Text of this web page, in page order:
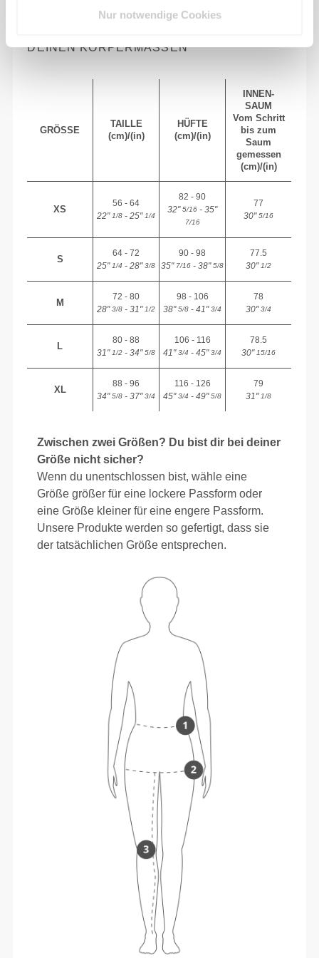
Nur notwendige Cookies
EINEN KÖRPERMASSEN
GRÖSSE
TAILLE
(cm)/(in)
HÜFTE
(cm)/(in)
INNEN-
SAUM
Vom Schritt
bis zum
Saum
gemessen
(cm)/(in)
XS
56 - 64
22"1/8 - 25"1/4
82 - 90
32"5/16 - 35"
7/16
77
30"5/16
S
64 - 72
25"1/4 - 28"3/8
90 - 98
35"7/16 - 38"5/8
77.5
30"1/2
M
72 - 80
28"3/8 - 31"1/2
98 - 106
38"5/8 - 41"3/4
78
30"3/4
L
80 - 88
31"1/2 - 34"5/8
106 - 116
41"3/4 - 45"3/4
78.5
30"15/16
XL
88 - 96
34"5/8 - 37"3/4
116 - 126
45"3/4 - 49"5/8
79
31"1/8
Zwischen zwei Größen? Du bist dir bei deiner
Größe nicht sicher?
Wenn du unentschlossen bist, wähle eine
Größe größer für eine lockere Passform oder
eine Größe kleiner für eine engere Passform.
Unsere Produkte werden so gefertigt, dass sie
der tatsächlichen Größe entsprechen.